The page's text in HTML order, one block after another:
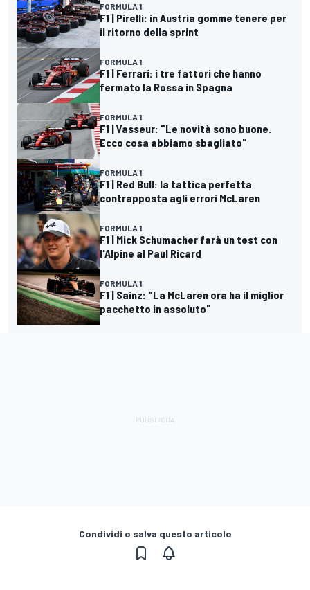
FORMULA 1
F1 | Pirelli: in Austria gomme tenere per
il ritorno della sprint
FORMULA 1
F1 | Ferrari: i tre fattori che hanno
fermato la Rossa in Spagna
FORMULA 1
F1 | Vasseur: "Le novità sono buone.
Ecco cosa abbiamo sbagliato"
FORMULA 1
F1 | Red Bull: la tattica perfetta
contrapposta agli errori McLaren
FORMULA 1
F1 | Mick Schumacher farà un test con
l'Alpine al Paul Ricard
FORMULA 1
F1 | Sainz: "La McLaren ora ha il miglior
pacchetto in assoluto"
Condividi o salva questo articolo